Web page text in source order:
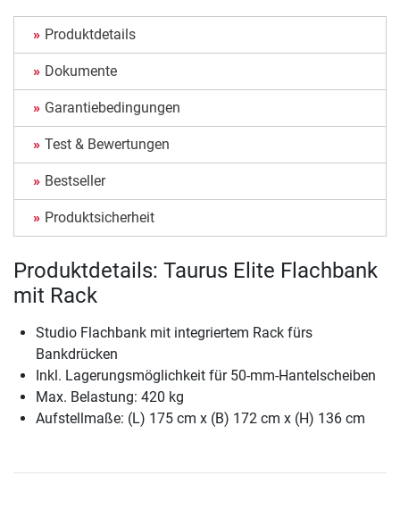
Produktdetails
Dokumente
Garantiebedingungen
Test & Bewertungen
Bestseller
Produktsicherheit
Produktdetails: Taurus Elite Flachbank
mit Rack
Studio Flachbank mit integriertem Rack fürs
Bankdrücken
Inkl. Lagerungsmöglichkeit für 50-mm-Hantelscheiben
Max. Belastung: 420 kg
Aufstellmaße: (L) 175 cm x (B) 172 cm x (H) 136 cm